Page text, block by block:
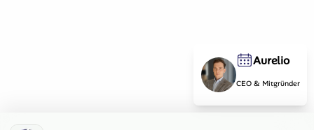
Aurelio
CEO & Mitgründer